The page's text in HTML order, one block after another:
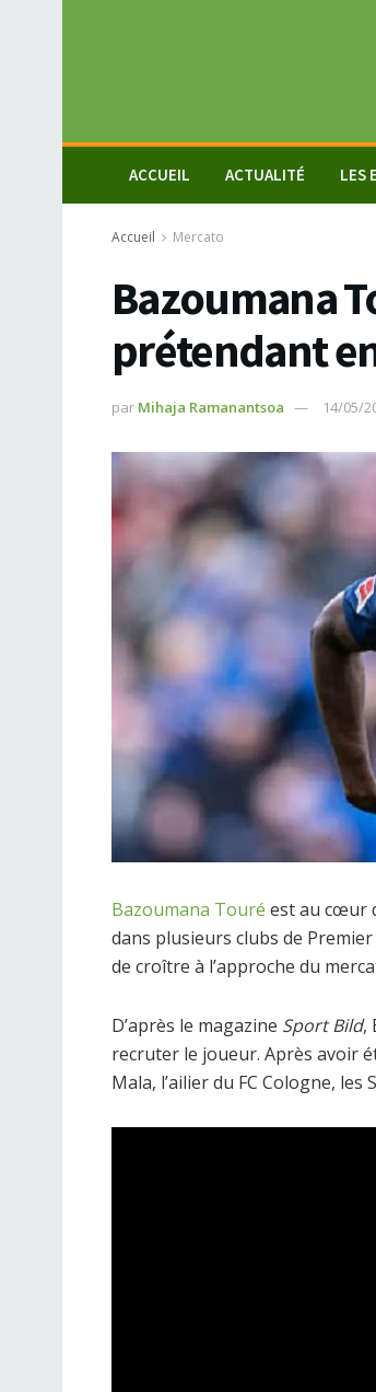
ACCUEIL ACTUALITÉ LES
Accueil Mercato
Bazoumana
prétendant
par Mihaja Ramanantsoa 14/05/
Bazoumana Touré est au cœur
dans plusieurs clubs de
de croître à l’approche du
D’après le magazine Sport Bild,
recruter le joueur. Après avoir
Mala, l’ailier du FC Cologne,